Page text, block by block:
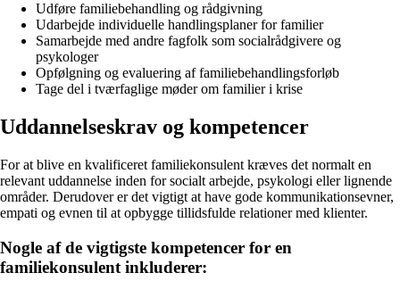
Udføre familiebehandling og rådgivning
Udarbejde individuelle handlingsplaner for familier
Samarbejde med andre fagfolk som socialrådgivere og
psykologer
Opfølgning og evaluering af familiebehandlingsforløb
Tage del i tværfaglige møder om familier i krise
Uddannelseskrav og kompetencer
For at blive en kvalificeret familiekonsulent kræves det normalt en
relevant uddannelse inden for socialt arbejde, psykologi eller lignende
områder. Derudover er det vigtigt at have gode kommunikationsevner,
empati og evnen til at opbygge tillidsfulde relationer med klienter.
Nogle af de vigtigste kompetencer for en
familiekonsulent inkluderer: